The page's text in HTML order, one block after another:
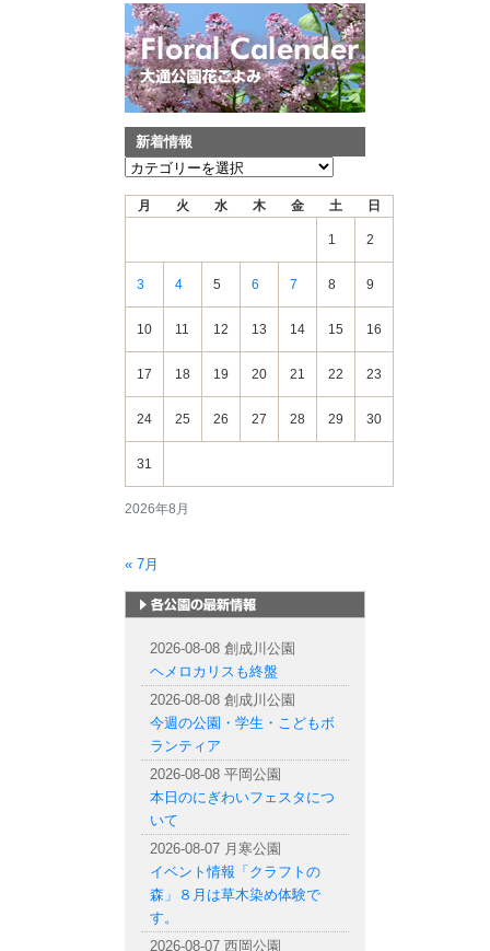
新着情報
新
2026年8月
月 火 水 木 金 土 日
1 2
3 4 5 6 7 8 9
10 11 12 13 14 15 16
17 18 19 20 21 22 23
24 25 26 27 28 29 30
31
« 7月
2026-08-08 創成川公園
ヘメロカリスも終盤
2026-08-08 創成川公園
今週の公園・学生・こどもボ
ランティア
2026-08-08 平岡公園
本日のにぎわいフェスタにつ
いて
2026-08-07 月寒公園
イベント情報「クラフトの
森」８月は草木染め体験で
す。
2026-08-07 西岡公園